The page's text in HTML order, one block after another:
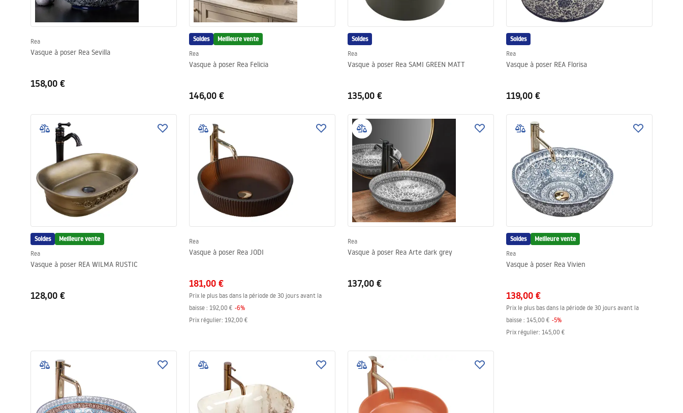
Rea
Vasque à poser Rea Sevilla
158,00 €
Soldes Meilleure vente
Rea
Vasque à poser Rea Felicia
146,00 €
Soldes
Rea
Vasque à poser Rea SAMI GREEN MATT
135,00 €
Soldes
Rea
Vasque à poser REA Florisa
119,00 €
Soldes Meilleure vente
Rea
Vasque à poser REA WILMA RUSTIC
128,00 €
Rea
Vasque à poser Rea JODI
181,00 €
Prix le plus bas dans la période de 30 jours avant la
baisse : 192,00 € -6%
Prix régulier: 192,00 €
Rea
Vasque à poser Rea Arte dark grey
137,00 €
Soldes Meilleure vente
Rea
Vasque à poser Rea Vivien
138,00 €
Prix le plus bas dans la période de 30 jours avant la
baisse : 145,00 € -5%
Prix régulier: 145,00 €